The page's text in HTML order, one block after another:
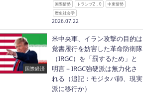
国際情勢 トランプ2．0
中東情勢
歴史社会学
2026.07.22
国際経済
米中央軍、イラン攻撃の目的は
覚書履行を妨害した革命防衛隊
（IRGC）を「罰するため」と
明言－IRGC強硬派は無力化さ
れる（追記：モジタバ師、現実
派に移行か）